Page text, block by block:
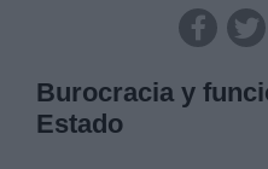
Burocracia y
Estado